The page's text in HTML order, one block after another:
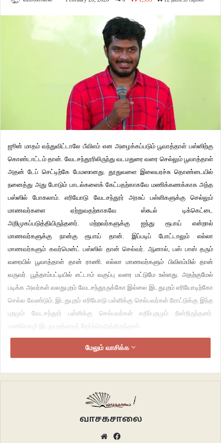
ஜூன் மாதம் வந்துவிட்டாலே பீவிஎம் என அழைக்கப்படும் பூவாத்தாள் பஸ்ஸிற்கு
கொண்டாட்டம் தான். வேடசந்தூரிலிருந்து வடமதுரை வரை செல்லும் பூவாத்தாள்
அதன் டேப் செட்டிற்கே பேமஸானது. தூதுவளை இலையரச்சு தொண்டையில்
நனைத்து அது போடும் பாடல்களைக் கேட்பதற்காகவே மணிக்கணக்காக அந்த
பஸ்ஸில் போகலாம். எரியோடு வேடசந்தூர் அரசுப் பள்ளிகளுக்கு செல்லும்
மாணவர்களை ஏற்றுவதற்காகவே ஸ்கூல் டிக்கெட்டை
அறிமுகப்படுத்தியிருந்தனர். மற்றவர்களுக்கு ஐந்து ரூபாய் என்றால்
மாணவர்களுக்கு நான்கு ரூபாய் தான். இப்படிப் போட்டாலும் எல்லா
மாணவர்களும் கவர்மென்ட் பஸ்ஸில் தான் செல்வர். ஆனால், பஸ் பாஸ் தரும்
வரையில் பூவாத்தாள் தான் ராணி. எல்லா மாணவர்களும் பிவிஎம்மில் தான்
வருவர். பூத்தாம்பட்டியில் எட்டாம் வகுப்பு வரை மட்டுமே உள்ளது. அதற்குமேல்
படிக்க அவர்கள் வலதுபுறம் வேடசந்தூருக்கோ இல்லை இடதுபுறம் எரியோடிற்கோ
செல்ல வேண்டும். இடதுபுறம் எரியோடு பள்ளிக்கு செல்பவர்கள் ரோட்டுக்கு இந்த
புறமும் வேடசந்தூர் பள்ளிக்கு செல்பவர்கள் எதிர்புறமும் நின்றிருந்தனர்.
மணிமொழி இடதுபுறத்தைத் தேர்ந்தெடுத்திருந்தாள்.
அதற்கு அவள் தோழிகளே காரணம். முதல் நாள் தனியாக பள்ளிக்குச்
“மாப்ள மணிய பாத்துக்கடா” என அப்பா சொன்னாலும் சொன்னார் இந்த
மனோஜ் ஏதோ அவளுக்கு ஒன்றுமே தெரியாத மாதிரி பஸ்ஸுக்காக நின்றிருந்த
மேலும் வாசிக்க
வாசகசாலை
Website